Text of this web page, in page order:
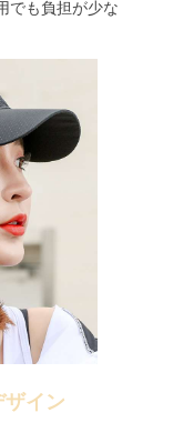
でも負担が少な
イン